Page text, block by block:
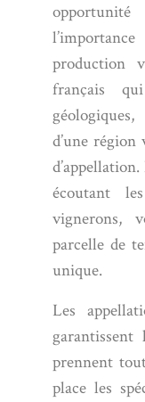
production
français
d’une
écoutant
vignerons,
parcelle de
unique.
Les
prennent
place les